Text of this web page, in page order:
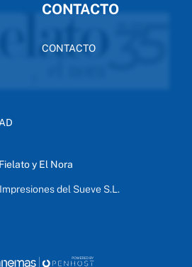
CONTACTO
CONTACTO
y El Nora
del Sueve S.L.